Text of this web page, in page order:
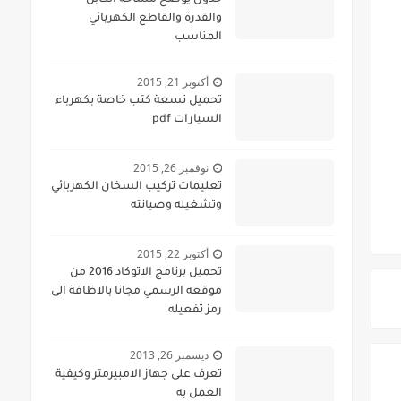
والقدرة والقاطع الكهربائي
المناسب
أكتوبر 21, 2015
تحميل تسعة كتب خاصة بكهرباء
السيارات pdf
نوفمبر 26, 2015
تعليمات تركيب السخان الكهربائي
وتشغيله وصيانته
أكتوبر 22, 2015
تحميل برنامج الاتوكاد 2016 من
موقعه الرسمي مجانا بالاظافة الى
رمز تفعيله
ديسمبر 26, 2013
تعرف على جهاز الامبيرمتر وكيفية
العمل به